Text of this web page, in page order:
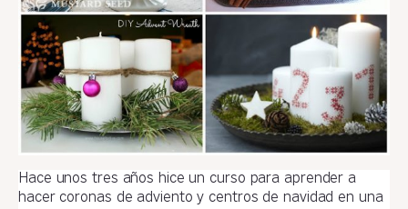
Hace unos tres años hice un curso para aprender a
hacer coronas de adviento y centros de navidad en una